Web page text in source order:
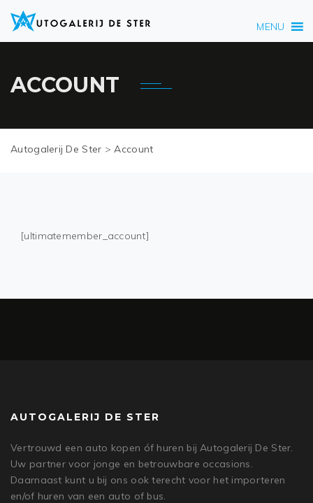
MENU
ACCOUNT
Autogalerij De Ster >Account
[ultimatemember_account]
AUTOGALERIJ DE STER
Vertrouwd een auto kopen óf huren bij Autogalerij De Ster.
Uw partner voor jonge en betrouwbare occasions.
Daarnaast kunt u bij ons ook terecht voor het importeren
en/of huren van een auto of bus.